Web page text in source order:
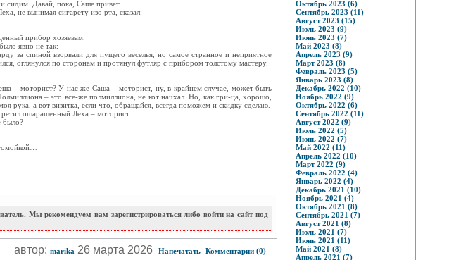
сидим. Давай, пока, Саше привет…
не вынимая сигарету изо рта, сказал:
прибор хозяевам.
явно не так:
за спиной взорвали для пущего веселья, но самое странное и неприятное
оглянулся по сторонам и протянул футляр с прибором толстому мастеру.
– моторист? У нас же Саша – моторист, ну, в крайнем случае, может быть
– это все-же полмиллиона, не кот начхал. Но, как гри-ца, хорошо,
рука, а вот визитка, если что, обращайся, всегда поможем и скидку сделаю.
ошарашенный Леха – моторист:
было?
Мы рекомендуем вам зарегистрироваться либо войти на сайт под
автор: marika 26 марта 2026 Напечатать Комментарии (0)
Октябрь 2023 (6)
Сентябрь 2023 (11)
Август 2023 (15)
Июль 2023 (9)
Июнь 2023 (7)
Май 2023 (8)
Апрель 2023 (9)
Март 2023 (8)
Февраль 2023 (5)
Январь 2023 (8)
Декабрь 2022 (10)
Ноябрь 2022 (9)
Октябрь 2022 (6)
Сентябрь 2022 (11)
Август 2022 (9)
Июль 2022 (5)
Июнь 2022 (7)
Май 2022 (11)
Апрель 2022 (10)
Март 2022 (9)
Февраль 2022 (4)
Январь 2022 (4)
Декабрь 2021 (10)
Ноябрь 2021 (4)
Октябрь 2021 (8)
Сентябрь 2021 (7)
Август 2021 (8)
Июль 2021 (7)
Июнь 2021 (11)
Май 2021 (8)
Апрель 2021 (7)